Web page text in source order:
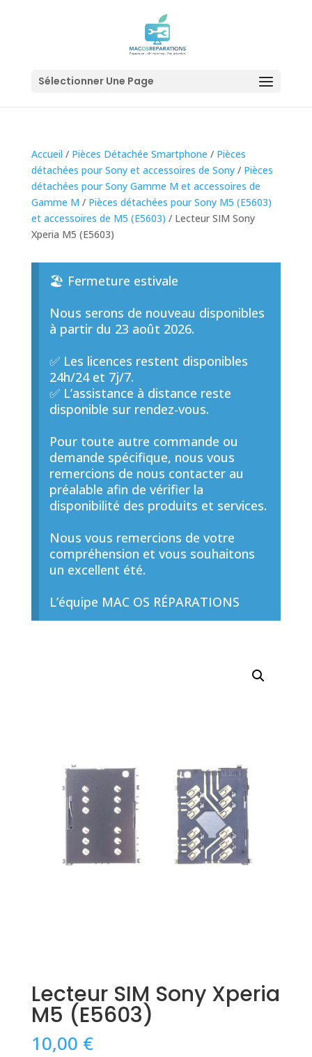
Sélectionner Une Page
Accueil / Pièces Détachée Smartphone / Pièces
détachées pour Sony et accessoires de Sony/ Pièces
détachées pour Sony Gamme M et accessoires de
Gamme M / Pièces détachées pour Sony M5 (E5603)
et accessoires de M5 (E5603) / Lecteur SIM Sony
Xperia M5 (E5603)
🏖️ Fermeture estivale
Nous serons de nouveau disponibles
à partir du 23 août 2026.
✅ Les licences restent disponibles
24h/24 et 7j/7.
✅ L’assistance à distance reste
disponible sur rendez-vous.
Pour toute autre commande ou
demande spécifique, nous vous
remercions de nous contacter au
préalable afin de vérifier la
disponibilité des produits et services.
Nous vous remercions de votre
compréhension et vous souhaitons
un excellent été.
L’équipe MAC OS RÉPARATIONS
Lecteur SIM Sony Xperia
M5 (E5603)
10,00 €